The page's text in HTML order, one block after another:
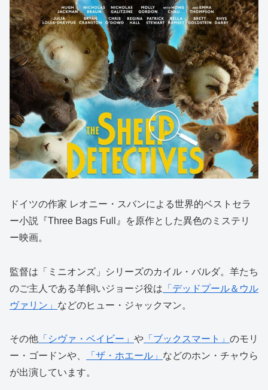
ドイツの作家 レオニー・スバンによる世界的ベストセラ
ー小説『Three Bags Full』を原作とした異色のミステリ
ー映画。
監督は「ミニオンズ」シリーズのカイル・バルダ。羊たち
のご主人である羊飼いジョージ役は 「デッドプール＆ウル
ヴァリン」 などのヒュー・ジャックマン。
その他 「シヴァ・ベイビー」 や 「ブックスマート」 のモリ
ー・ゴードンや、
「ザ・ホエール」 などのホン・チャウら
が出演しています。